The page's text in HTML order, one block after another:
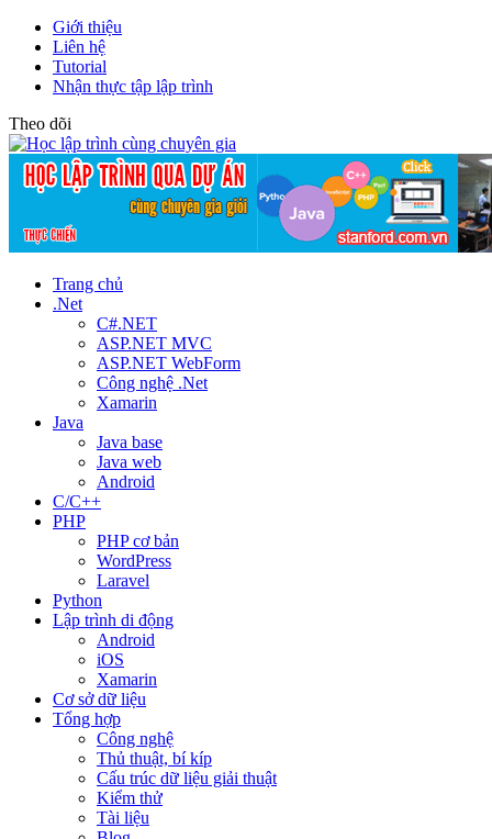
Giới thiệu
Liên hệ
Tutorial
Nhận thực tập lập trình
Theo dõi
Trang chủ
.Net
C#.NET
ASP.NET MVC
ASP.NET WebForm
Công nghệ .Net
Xamarin
Java
Java base
Java web
Android
C/C++
PHP
PHP cơ bản
WordPress
Laravel
Python
Lập trình di động
Android
iOS
Xamarin
Cơ sở dữ liệu
Tổng hợp
Công nghệ
Thủ thuật, bí kíp
Cấu trúc dữ liệu giải thuật
Kiểm thử
Tài liệu